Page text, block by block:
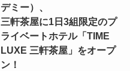
デミー）、
三軒茶屋に1日3組限定のプ
ライベートホテル「TIME
LUXE 三軒茶屋」をオープ
ン！